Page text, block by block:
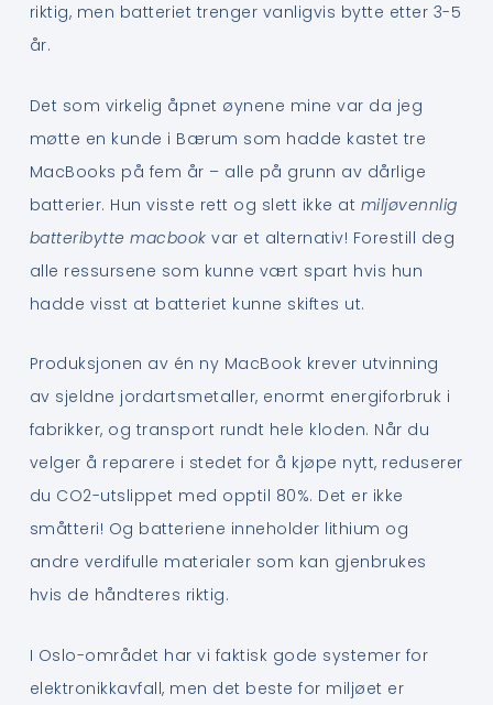
riktig, men batteriet trenger vanligvis bytte etter 3-5
år.
Det som virkelig åpnet øynene mine var da jeg
møtte en kunde i Bærum som hadde kastet tre
MacBooks på fem år – alle på grunn av dårlige
batterier. Hun visste rett og slett ikke at miljøvennlig
batteribytte macbook var et alternativ! Forestill deg
alle ressursene som kunne vært spart hvis hun
hadde visst at batteriet kunne skiftes ut.
Produksjonen av én ny MacBook krever utvinning
av sjeldne jordartsmetaller, enormt energiforbruk i
fabrikker, og transport rundt hele kloden. Når du
velger å reparere i stedet for å kjøpe nytt, reduserer
du CO2-utslippet med opptil 80%. Det er ikke
småtteri! Og batteriene inneholder lithium og
andre verdifulle materialer som kan gjenbrukes
hvis de håndteres riktig.
I Oslo-området har vi faktisk gode systemer for
elektronikkavfall, men det beste for miljøet er